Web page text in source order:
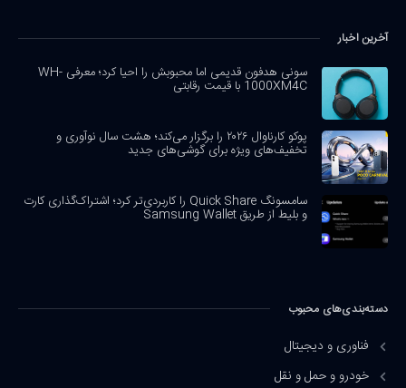
آخرین اخبار
سونی هدفون قدیمی اما محبوبش را احیا کرد؛ معرفی WH-
1000XM4C با قیمت رقابتی
پوکو کارناوال ۲۰۲۶ را برگزار می‌کند؛ هشت سال نوآوری و
تخفیف‌های ویژه برای گوشی‌های جدید
سامسونگ Quick Share را کاربردی‌تر کرد؛ اشتراک‌گذاری کارت
و بلیط از طریق Samsung Wallet
دسته‌بندی‌های محبوب
فناوری و دیجیتال
خودرو و حمل و نقل